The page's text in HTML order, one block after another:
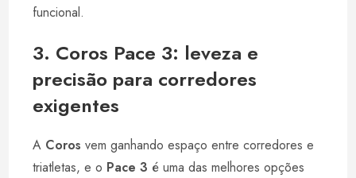
funcional.
3. Coros Pace 3: leveza e
precisão para corredores
exigentes
A Coros vem ganhando espaço entre corredores e
triatletas, e o Pace 3 é uma das melhores opções